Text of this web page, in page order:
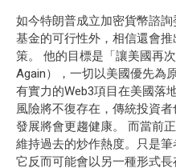
如今特朗普成立加密貨幣諮
基金的可行性外，相信還會
策。 他的目標是「讓美國再
Again），一切以美國優先為
有實力的Web3項目在美國落
風險將不復存在，傳統投資
發展將會更趨健康。 而當前
維持過去的炒作熱度。只是
它反而可能會以另一種形式